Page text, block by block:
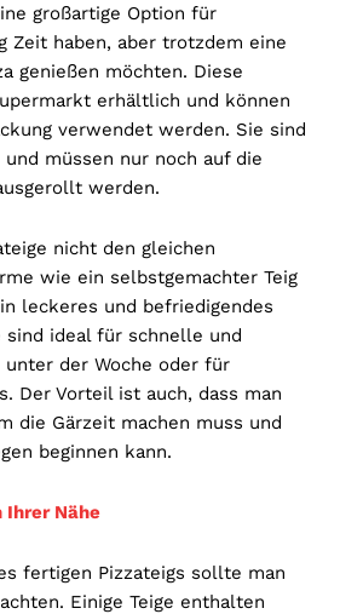
großartige Option für
Zeit haben, aber trotzdem eine
genießen möchten. Diese
erhältlich und können
verwendet werden. Sie sind
und müssen nur noch auf die
werden.
nicht den gleichen
wie ein selbstgemachter Teig
leckeres und befriedigendes
sind ideal für schnelle und
der Woche oder für
Der Vorteil ist auch, dass man
die Gärzeit machen muss und
beginnen kann.
Ihrer Nähe
fertigen Pizzateigs sollte man
Einige Teige enthalten